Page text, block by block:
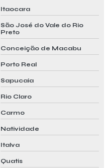
Itaocara
São José do Vale do Rio
Preto
Conceição de Macabu
Porto Real
Sapucaia
Rio Claro
Carmo
Natividade
Italva
Quatis